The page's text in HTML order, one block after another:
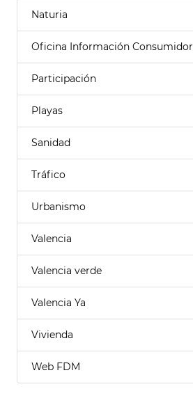
Naturia
Oficina Información Consumidor
Participación
Playas
Sanidad
Tráfico
Urbanismo
Valencia
Valencia verde
Valencia Ya
Vivienda
Web FDM